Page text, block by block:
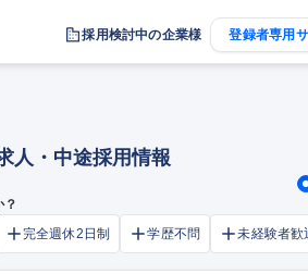
採用検討中の企業様 登録者専用
人・中途採用情報
完全週休2日制 学歴不問 未経験者歓